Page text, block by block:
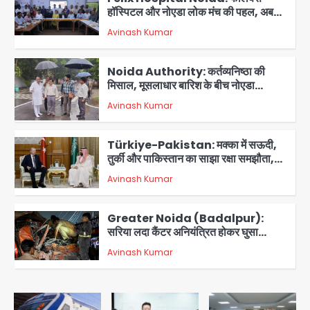
2
हॉस्पिटल और नोएडा लोक मंच की पहल, अब
सिर्फ 30 रुपये में मिलेगी 24 घंटे ऑनलाइन
डॉक्टर परामर्श सुविधा
Avinash Kumar
3
Noida Authority: कर्तव्यनिष्ठा की
मिसाल, मूसलाधार बारिश के बीच नोएडा
प्राधिकरण ने संभाला मोर्चा, सेक्टर 105
आरडब्ल्यूए ने जताया आभार
Avinash Kumar
4
Türkiye-Pakistan: मक्का में सऊदी,
तुर्की और पाकिस्तान का साझा रक्षा समझौता,
जानें इसके मायने
Avinash Kumar
5
Greater Noida (Badalpur):
सरिया लदा कैंटर अनियंत्रित होकर घुसा
किराना दुकान में , ड्राइवर की मौत
Avinash Kumar
Sajid Rashidi’s controversial:
शिवभक्त नहीं, आतंकवादी हैं’, मौलाना का